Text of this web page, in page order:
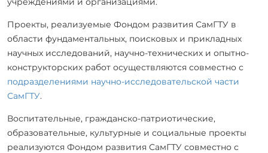
Проекты, реализуемые Фондом развития СамГТУ в
области фундаментальных, поисковых и прикладных
научных исследований, научно-технических и опытно-
конструкторских работ осуществляются совместно с
подразделениями научно-исследовательской части
СамГТУ.
Воспитательные, гражданско-патриотические,
образовательные, культурные и социальные проекты
реализуются Фондом развития СамГТУ совместно с